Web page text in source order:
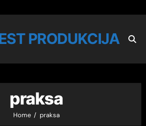
PRODUKCIJA
praksa
Home praksa